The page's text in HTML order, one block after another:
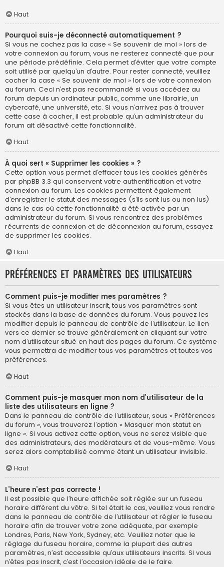
Haut
Pourquoi suis-je déconnecté automatiquement ?
Si vous ne cochez pas la case « Se souvenir de moi » lors de
votre connexion au forum, vous ne resterez connecté que pour
une période prédéfinie. Cela permet d’éviter que votre compte
soit utilisé par quelqu’un d’autre. Pour rester connecté, veuillez
cocher la case « Se souvenir de moi » lors de votre connexion
au forum. Ceci n’est pas recommandé si vous accédez au
forum depuis un ordinateur public, comme une librairie, un
cybercafé, une université, etc. Si vous n’arrivez pas à trouver
cette case à cocher, il est probable qu’un administrateur du
forum ait désactivé cette fonctionnalité.
Haut
À quoi sert « Supprimer les cookies » ?
Cette option vous permet d’effacer tous les cookies générés
par phpBB 3.3 qui conservent votre authentification et votre
connexion au forum. Les cookies permettent également
d’enregistrer le statut des messages (s’ils sont lus ou non lus)
dans le cas où cette fonctionnalité a été activée par un
administrateur du forum. Si vous rencontrez des problèmes
récurrents de connexion et de déconnexion au forum, essayez
de supprimer les cookies.
Haut
Préférences et paramètres des utilisateurs
Comment puis-je modifier mes paramètres ?
Si vous êtes un utilisateur inscrit, tous vos paramètres sont
stockés dans la base de données du forum. Vous pouvez les
modifier depuis le panneau de contrôle de l’utilisateur. Le lien
vers ce dernier se trouve généralement en cliquant sur votre
nom d’utilisateur situé en haut des pages du forum. Ce système
vous permettra de modifier tous vos paramètres et toutes vos
préférences.
Haut
Comment puis-je masquer mon nom d’utilisateur de la
liste des utilisateurs en ligne ?
Dans le panneau de contrôle de l’utilisateur, sous « Préférences
du forum », vous trouverez l’option « Masquer mon statut en
ligne ». Si vous activez cette option, vous ne serez visible que
des administrateurs, des modérateurs et de vous-même. Vous
serez alors comptabilisé comme étant un utilisateur invisible.
Haut
L’heure n’est pas correcte !
Il est possible que l’heure affichée soit réglée sur un fuseau
horaire différent du vôtre. Si tel était le cas, veuillez vous rendre
dans le panneau de contrôle de l’utilisateur et régler le fuseau
horaire afin de trouver votre zone adéquate, par exemple
Londres, Paris, New York, Sydney, etc. Veuillez noter que le
réglage du fuseau horaire, comme la plupart des autres
paramètres, n’est accessible qu’aux utilisateurs inscrits. Si vous
n’êtes pas inscrit, c’est l’occasion idéale de le faire.